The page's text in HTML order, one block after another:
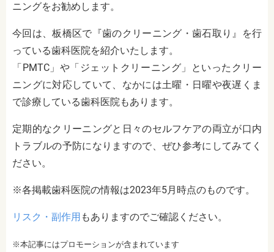
ニングをお勧めします。
今回は、板橋区で『歯のクリーニング・歯石取り』を行
っている歯科医院を紹介いたします。
「PMTC」や「ジェットクリーニング」といったクリー
ニングに対応していて、なかには土曜・日曜や夜遅くま
で診療している歯科医院もあります。
定期的なクリーニングと日々のセルフケアの両立が口内
トラブルの予防になりますので、ぜひ参考にしてみてく
ださい。
※各掲載歯科医院の情報は2023年5月時点のものです。
リスク・副作用 もありますのでご確認ください。
※本記事にはプロモーションが含まれています